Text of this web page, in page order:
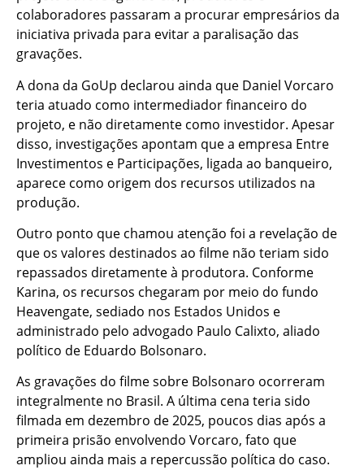
colaboradores passaram a procurar empresários da
iniciativa privada para evitar a paralisação das
gravações.
A dona da GoUp declarou ainda que Daniel Vorcaro
teria atuado como intermediador financeiro do
projeto, e não diretamente como investidor. Apesar
disso, investigações apontam que a empresa Entre
Investimentos e Participações, ligada ao banqueiro,
aparece como origem dos recursos utilizados na
produção.
Outro ponto que chamou atenção foi a revelação de
que os valores destinados ao filme não teriam sido
repassados diretamente à produtora. Conforme
Karina, os recursos chegaram por meio do fundo
Heavengate, sediado nos Estados Unidos e
administrado pelo advogado Paulo Calixto, aliado
político de Eduardo Bolsonaro.
As gravações do filme sobre Bolsonaro ocorreram
integralmente no Brasil. A última cena teria sido
filmada em dezembro de 2025, poucos dias após a
primeira prisão envolvendo Vorcaro, fato que
ampliou ainda mais a repercussão política do caso.